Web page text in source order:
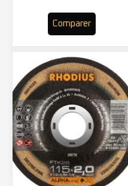
Comparer